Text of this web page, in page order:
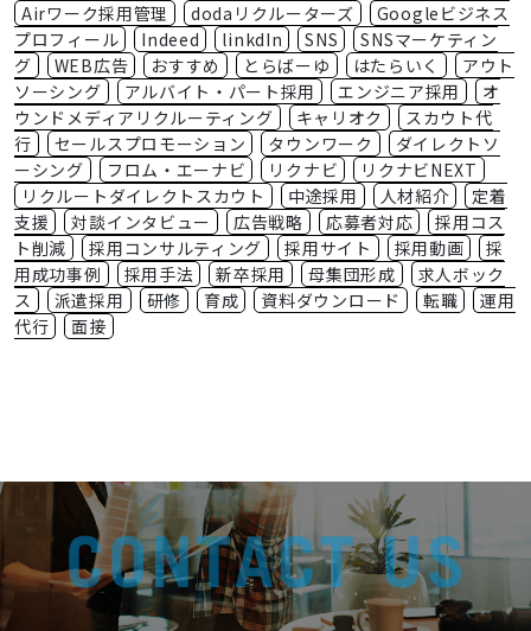
Airワーク採用管理 dodaリクルーターズ
Googleビジネス
プロフィール
Indeed linkdIn SNS
SNSマーケティン
グ
WEB広告 おすすめ とらばーゆ はたらいく
アウト
ソーシング
アルバイト・パート採用 エンジニア採用
オ
ウンドメディアリクルーティング
キャリオク
スカウト代
行
セールスプロモーション タウンワーク
ダイレクトソ
ーシング
フロム・エーナビ リクナビ
リクナビNEXT
リクルートダイレクトスカウト
中途採用 人材紹介
定着
支援
対談インタビュー 広告戦略 応募者対応
採用コス
ト削減
採用コンサルティング 採用サイト 採用動画
採
用成功事例
採用手法 新卒採用 母集団形成
求人ボック
ス
派遣採用 研修 育成 資料ダウンロード 転職
運用
代行
面接